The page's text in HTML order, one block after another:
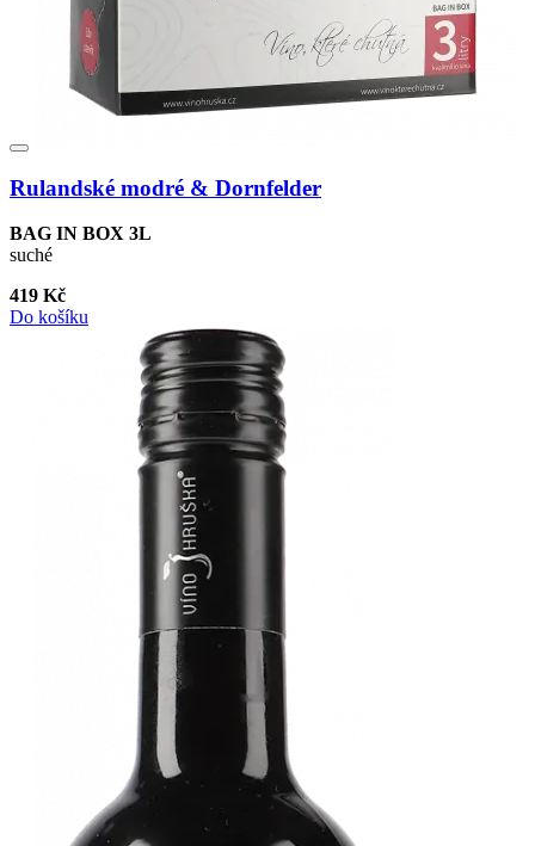
Rulandské modré & Dornfelder
BAG IN BOX 3L
suché
419 Kč
Do košíku